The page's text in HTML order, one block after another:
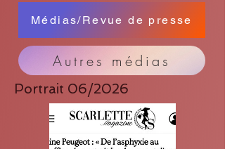
Médias/Revue de presse
Autres médias
Portrait 06/2026